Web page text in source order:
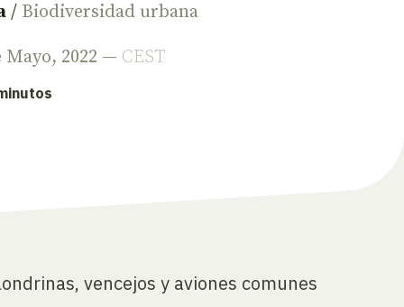
/ Biodiversidad urbana
Mayo, 2022 — CEST
vencejos y aviones comunes